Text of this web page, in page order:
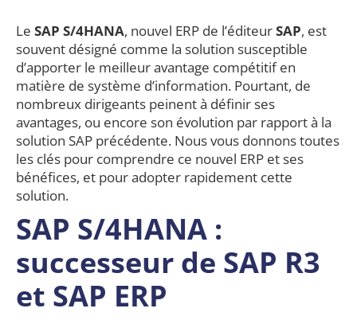
Le SAP S/4HANA, nouvel ERP de l’éditeurSAP, est
souvent désigné comme la solution susceptible
d’apporter le meilleur avantage compétitif en
matière de système d’information. Pourtant, de
nombreux dirigeants peinent à définir ses
avantages, ou encore son évolution par rapport à la
solution SAP précédente. Nous vous donnons toutes
les clés pour comprendre ce nouvel ERP et ses
bénéfices, et pour adopter rapidement cette
solution.
SAP S/4HANA :
successeur de SAP R3
et SAP ERP